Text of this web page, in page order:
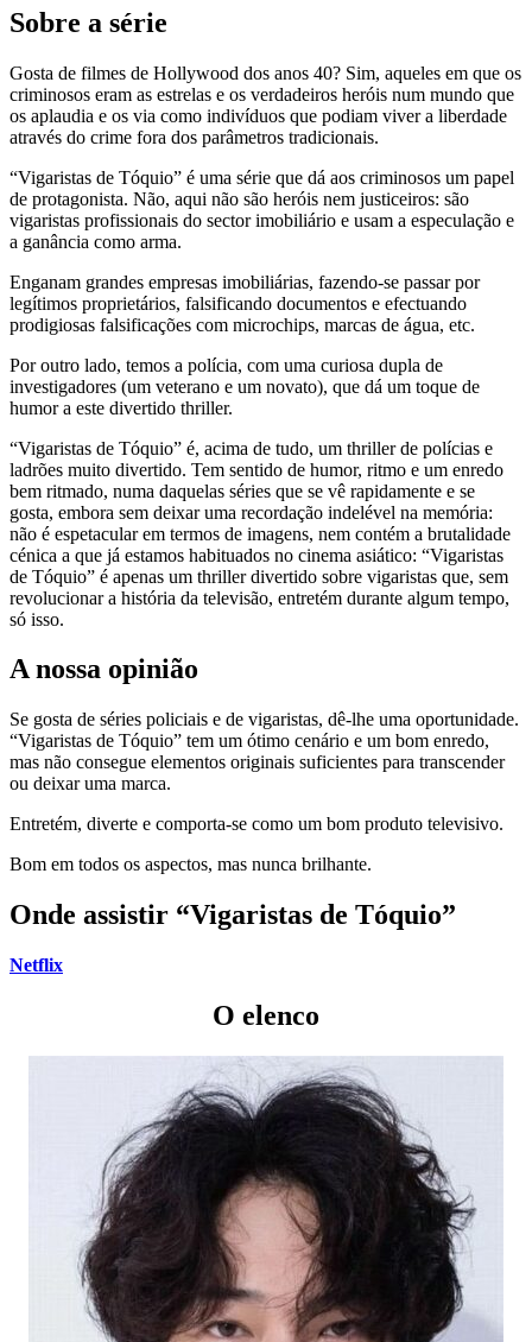
Sobre a série
Gosta de filmes de Hollywood dos anos 40? Sim, aqueles em que os
criminosos eram as estrelas e os verdadeiros heróis num mundo que
os aplaudia e os via como indivíduos que podiam viver a liberdade
através do crime fora dos parâmetros tradicionais.
“Vigaristas de Tóquio” é uma série que dá aos criminosos um papel
de protagonista. Não, aqui não são heróis nem justiceiros: são
vigaristas profissionais do sector imobiliário e usam a especulação e
a ganância como arma.
Enganam grandes empresas imobiliárias, fazendo-se passar por
legítimos proprietários, falsificando documentos e efectuando
prodigiosas falsificações com microchips, marcas de água, etc.
Por outro lado, temos a polícia, com uma curiosa dupla de
investigadores (um veterano e um novato), que dá um toque de
humor a este divertido thriller.
“Vigaristas de Tóquio” é, acima de tudo, um thriller de polícias e
ladrões muito divertido. Tem sentido de humor, ritmo e um enredo
bem ritmado, numa daquelas séries que se vê rapidamente e se
gosta, embora sem deixar uma recordação indelével na memória:
não é espetacular em termos de imagens, nem contém a brutalidade
cénica a que já estamos habituados no cinema asiático: “Vigaristas
de Tóquio” é apenas um thriller divertido sobre vigaristas que, sem
revolucionar a história da televisão, entretém durante algum tempo,
só isso.
A nossa opinião
Se gosta de séries policiais e de vigaristas, dê-lhe uma oportunidade.
“Vigaristas de Tóquio” tem um ótimo cenário e um bom enredo,
mas não consegue elementos originais suficientes para transcender
ou deixar uma marca.
Entretém, diverte e comporta-se como um bom produto televisivo.
Bom em todos os aspectos, mas nunca brilhante.
Onde assistir “Vigaristas de Tóquio”
Netflix
O elenco